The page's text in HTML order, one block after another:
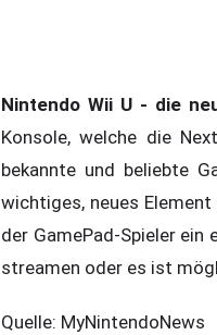
Nintendo Wii U - die
Konsole, welche die
bekannte und beliebte
wichtiges, neues
der GamePad-Spieler ein
streamen oder es ist
Quelle: MyNintendoNews